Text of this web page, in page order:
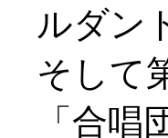
ルダン
そして
「合